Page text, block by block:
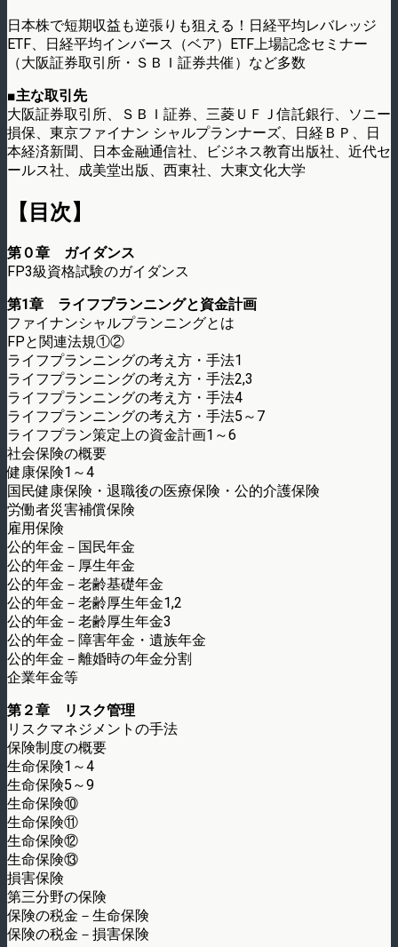
日本株で短期収益も逆張りも狙える！日経平均レバレッジ
ETF、日経平均インバース（ベア）ETF上場記念セミナー
（大阪証券取引所・ＳＢＩ証券共催）など多数
■主な取引先
大阪証券取引所、ＳＢＩ証券、三菱ＵＦＪ信託銀行、ソニー
損保、東京ファイナン シャルプランナーズ、日経ＢＰ、日
本経済新聞、日本金融通信社、ビジネス教育出版社、近代セ
ールス社、成美堂出版、西東社、大東文化大学
【目次】
第０章 ガイダンス
FP3級資格試験のガイダンス
第1章 ライフプランニングと資金計画
ファイナンシャルプランニングとは
FPと関連法規①②
ライフプランニングの考え方・手法1
ライフプランニングの考え方・手法2,3
ライフプランニングの考え方・手法4
ライフプランニングの考え方・手法5～7
ライフプラン策定上の資金計画1～6
社会保険の概要
健康保険1～4
国民健康保険・退職後の医療保険・公的介護保険
労働者災害補償保険
雇用保険
公的年金－国民年金
公的年金－厚生年金
公的年金－老齢基礎年金
公的年金－老齢厚生年金1,2
公的年金－老齢厚生年金3
公的年金－障害年金・遺族年金
公的年金－離婚時の年金分割
企業年金等
第２章 リスク管理
リスクマネジメントの手法
保険制度の概要
生命保険1～4
生命保険5～9
生命保険⑩
生命保険⑪
生命保険⑫
生命保険⑬
損害保険
第三分野の保険
保険の税金－生命保険
保険の税金－損害保険